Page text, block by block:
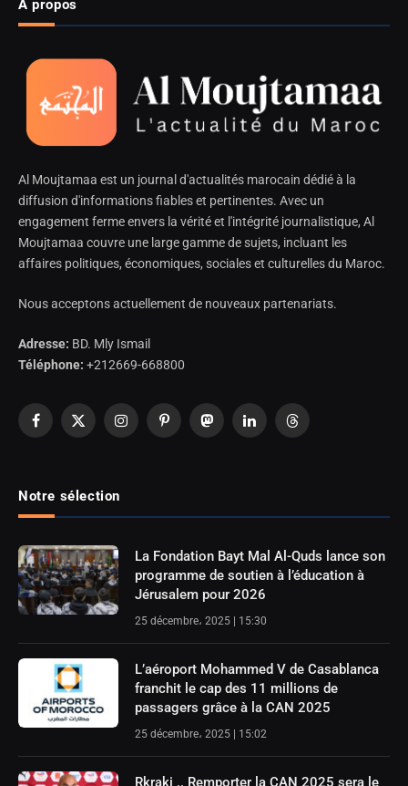
À propos
Al Moujtamaa est un journal d'actualités marocain dédié à la
diffusion d'informations fiables et pertinentes. Avec un
engagement ferme envers la vérité et l'intégrité journalistique, Al
Moujtamaa couvre une large gamme de sujets, incluant les
affaires politiques, économiques, sociales et culturelles du Maroc.
Nous acceptons actuellement de nouveaux partenariats.
Adresse: BD. Mly Ismail
Téléphone: +212669-668800
Facebook
X
InstagramPinterestMastodonLinkedInThreads
Notre sélection
La Fondation Bayt Mal Al-Quds lance son
programme de soutien à l’éducation à
Jérusalem pour 2026
25 décembre، 2025 | 15:30
L’aéroport Mohammed V de Casablanca
franchit le cap des 11 millions de
passagers grâce à la CAN 2025
25 décembre، 2025 | 15:02
Rkraki .. Remporter la CAN 2025 sera le